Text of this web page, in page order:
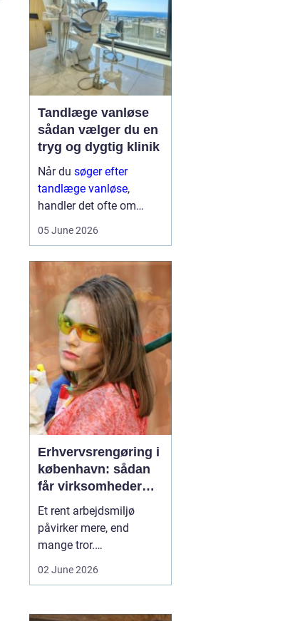
boligejere og virks...
Tandlæge vanløse
sådan vælger du en
tryg og dygtig klinik
Når du søger efter
tandlæge vanløse,
handler det ofte om
du kan føle dig tryg, blive
taget alvorligt og få
grundig behandling ...
05 June 2026
Erhvervsrengøring i
københavn: sådan
får virksomheder
mere ud af
hverdagen
Et rent arbejdsmiljø
påvirker mere, end
mange tror.
virksomhedens
02 June 2026